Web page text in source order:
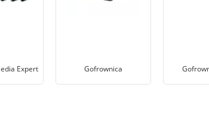
Expert Gofrownica